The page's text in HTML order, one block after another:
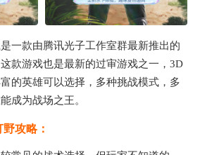
一款由腾讯光子工作室群最新推出的
款游戏也是最新的过审游戏之一，3D
的英雄可以选择，多种挑战模式，多
成为战场之王。
攻略：